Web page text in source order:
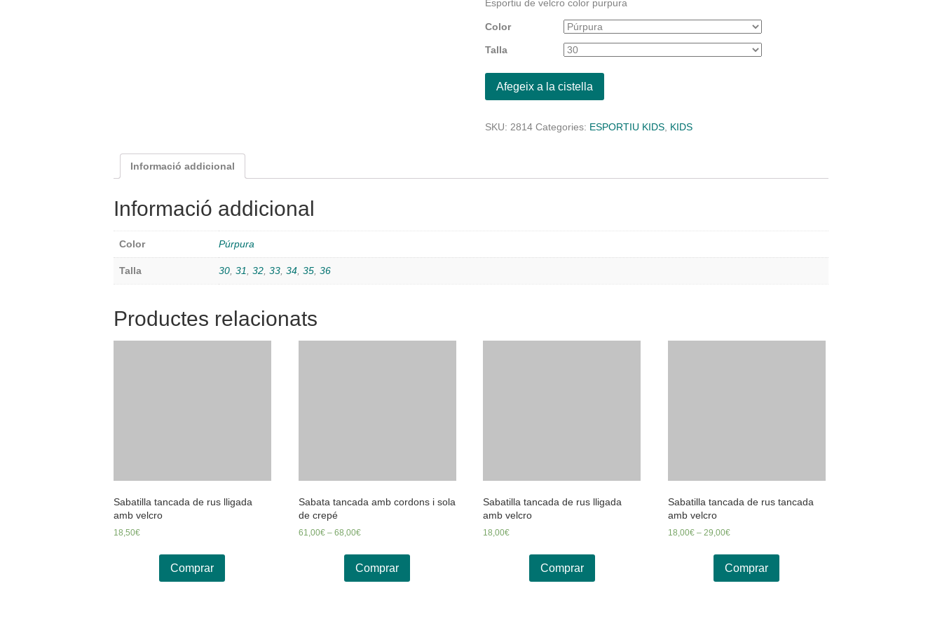
Esportiu de velcro color purpura
Color
Talla
Afegeix a la cistella
SKU: 2814 Categories: ESPORTIU KIDS KIDS
Informació addicional
Informació addicional
Color Púrpura
Talla 30, 31, 32, 33, 34, 35, 36
Productes relacionats
Sabatilla tancada de rus lligada
amb velcro
18,50€
Comprar
Sabata tancada amb cordons i sola
de crepé
61,00€– 68,00€
Comprar
Sabatilla tancada de rus lligada
amb velcro
18,00€
Comprar
Sabatilla tancada de rus tancada
amb velcro
18,00€– 29,00€
Comprar